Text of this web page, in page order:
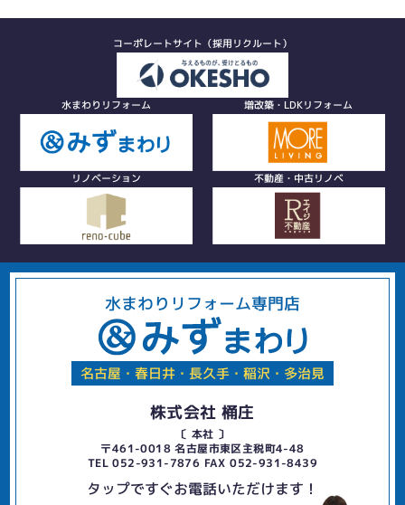
コーポレートサイト（採用リクルート）
水まわりリフォーム 増改築・LDKリフォーム
リノベーション 不動産・中古リノベ
水まわりリフォーム専門店
名古屋・春日井・長久手・稲沢・多治見
株式会社 桶庄
〔 本社 〕
〒461-0018 名古屋市東区主税町4-48
TEL 052-931-7876 FAX 052-931-8439
タップですぐお電話いただけます！